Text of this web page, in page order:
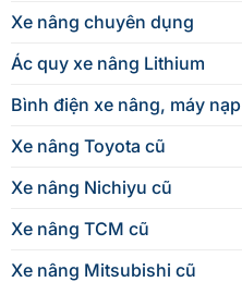
Xe nâng chuyên dụng
Ác quy xe nâng Lithium
Bình điện xe nâng, máy nạp
Xe nâng Toyota cũ
Xe nâng Nichiyu cũ
Xe nâng TCM cũ
Xe nâng Mitsubishi cũ